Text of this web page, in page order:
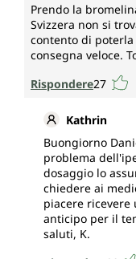
Prendo la
Svizzera non si
contento di
consegna veloce.
Rispondere27
Kathrin
Buongiorno
problema
dosaggio lo
chiedere ai
piacere
anticipo per il
saluti, K.